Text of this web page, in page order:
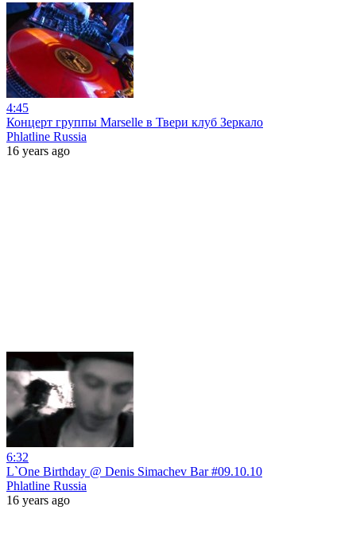
4:45
Концерт группы Marselle в Твери клуб Зеркало
Phlatline Russia
16 years ago
6:32
L`One Birthday @ Denis Simachev Bar #09.10.10
Phlatline Russia
16 years ago